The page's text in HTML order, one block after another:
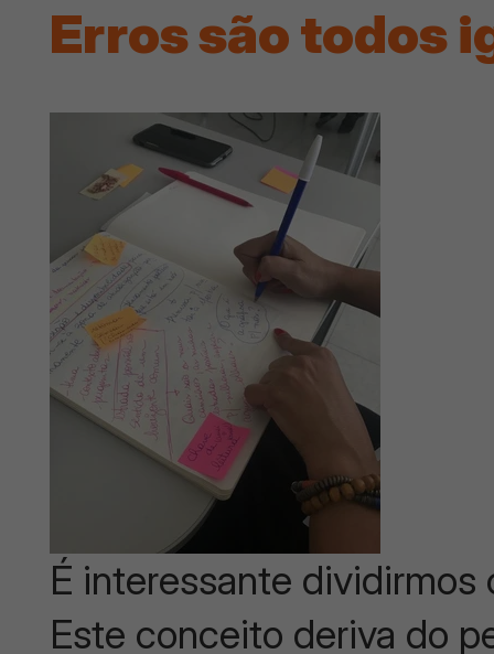
Erros são todos
É interessante dividirmos
Este conceito deriva do